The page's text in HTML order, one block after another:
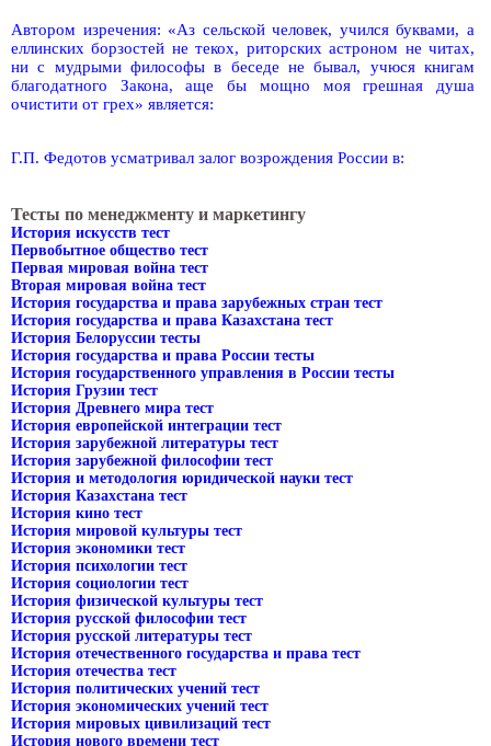
Автором изречения: «Аз сельской человек, учился буквами, а
еллинских борзостей не текох, риторских астроном не читах,
ни с мудрыми философы в беседе не бывал, учюся книгам
благодатного Закона, аще бы мощно моя грешная душа
очистити от грех» является:
Г.П. Федотов усматривал залог возрождения России в:
Тесты по менеджменту и маркетингу
История искусств тест
Первобытное общество тест
Первая мировая война тест
Вторая мировая война тест
История государства и права зарубежных стран тест
История государства и права Казахстана тест
История Белоруссии тесты
История государства и права России тесты
История государственного управления в России тесты
История Грузии тест
История Древнего мира тест
История европейской интеграции тест
История зарубежной литературы тест
История зарубежной философии тест
История и методология юридической науки тест
История Казахстана тест
История кино тест
История мировой культуры тест
История экономики тест
История психологии тест
История социологии тест
История физической культуры тест
История русской философии тест
История русской литературы тест
История отечественного государства и права тест
История отечества тест
История политических учений тест
История экономических учений тест
История мировых цивилизаций тест
История нового времени тест